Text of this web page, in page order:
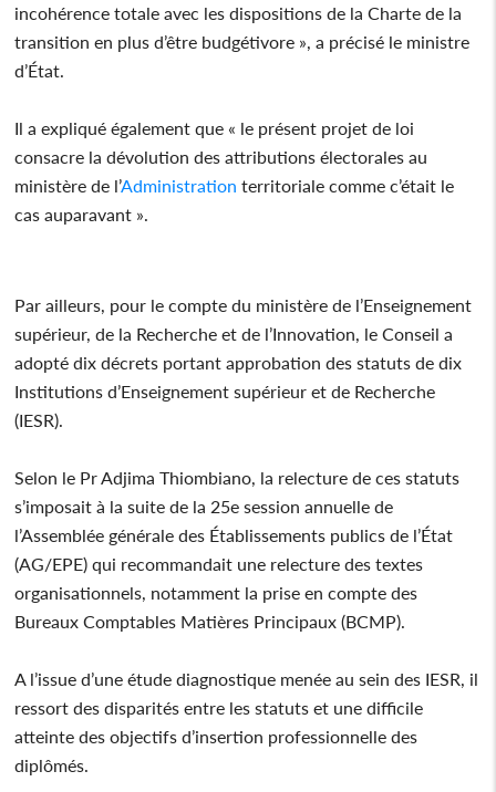
incohérence totale avec les dispositions de la Charte de la
transition en plus d’être budgétivore », a précisé le ministre
d’État.
Il a expliqué également que « le présent projet de loi
consacre la dévolution des attributions électorales au
ministère de l’Administration territoriale comme c’était le
cas auparavant ».
Par ailleurs, pour le compte du ministère de l’Enseignement
supérieur, de la Recherche et de l’Innovation, le Conseil a
adopté dix décrets portant approbation des statuts de dix
Institutions d’Enseignement supérieur et de Recherche
(IESR).
Selon le Pr Adjima Thiombiano, la relecture de ces statuts
s’imposait à la suite de la 25e session annuelle de
l’Assemblée générale des Établissements publics de l’État
(AG/EPE) qui recommandait une relecture des textes
organisationnels, notamment la prise en compte des
Bureaux Comptables Matières Principaux (BCMP).
A l’issue d’une étude diagnostique menée au sein des IESR, il
ressort des disparités entre les statuts et une difficile
atteinte des objectifs d’insertion professionnelle des
diplômés.